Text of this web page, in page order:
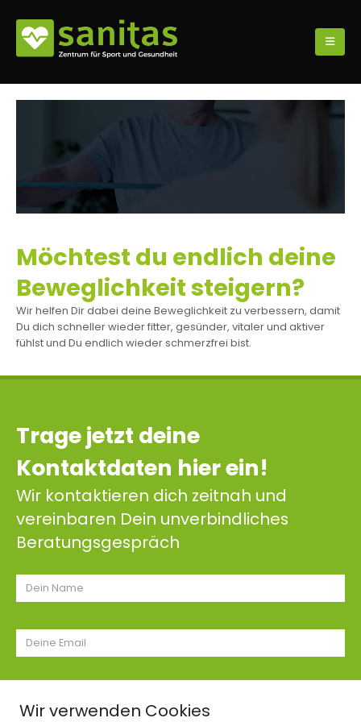
Möchtest du endlich deine
Beweglichkeit steigern?
Wir helfen Dir dabei deine Beweglichkeit zu verbessern, damit
Du dich schneller wieder fitter, gesünder, vitaler und aktiver
fühlst und Du endlich wieder schmerzfrei bist.
Trage jetzt deine
Kontaktdaten hier ein!
Wir kontaktieren dich zeitnah und
vereinbaren Dein unverbindliches
Beratungsgespräch
Wir verwenden Cookies